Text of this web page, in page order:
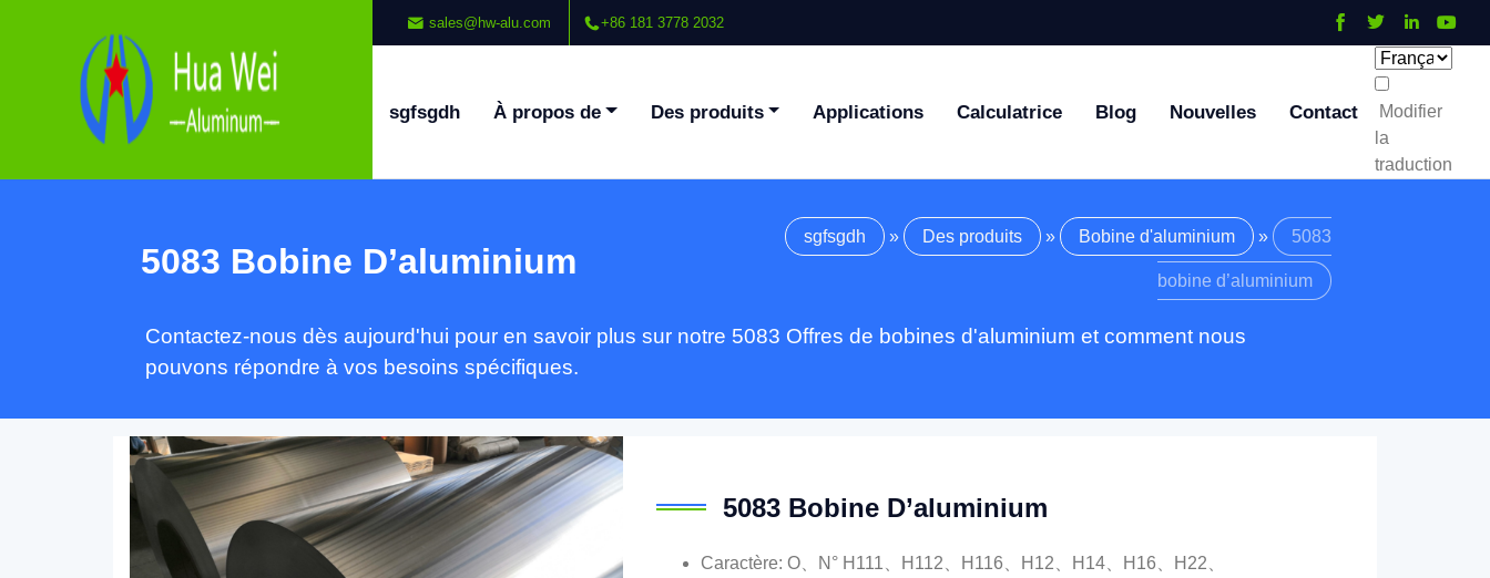
sales@hw-alu.com +86 181 3778 2032
sgfsgdh À propos de Des produits Applications Calculatrice Blog Nouvelles Contact
Modifier
la
traduction
5083 Bobine D’aluminium
sgfsgdh » Des produits » Bobine d'aluminium » 5083
bobine d’aluminium
Contactez-nous dès aujourd'hui pour en savoir plus sur notre 5083 Offres de bobines d'aluminium et comment nous
pouvons répondre à vos besoins spécifiques.
5083 Bobine D’aluminium
Caractère: O、N° H111、H112、H116、H12、H14、H16、H22、